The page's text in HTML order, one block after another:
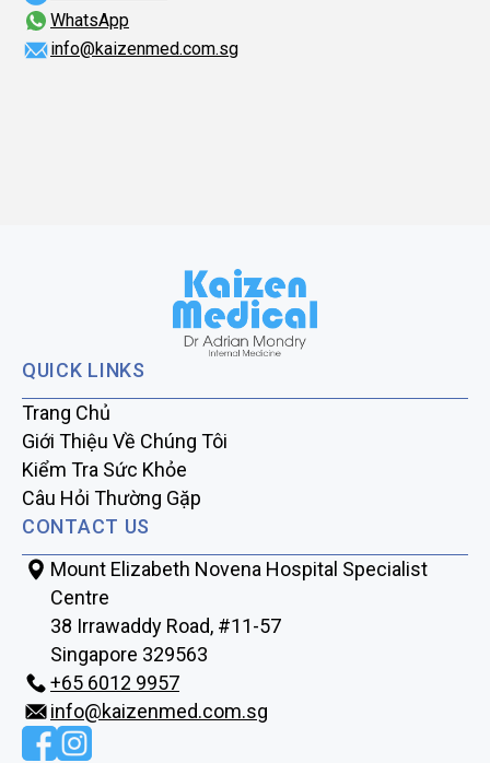
WhatsApp
info@kaizenmed.com.sg
QUICK LINKS
Trang Chủ
Giới Thiệu Về Chúng Tôi
Kiểm Tra Sức Khỏe
Câu Hỏi Thường Gặp
CONTACT US
Mount Elizabeth Novena Hospital Specialist
Centre
38 Irrawaddy Road, #11-57
Singapore 329563
+65‎‎ 6012‎‎ 9957
info@kaizenmed.com.sg